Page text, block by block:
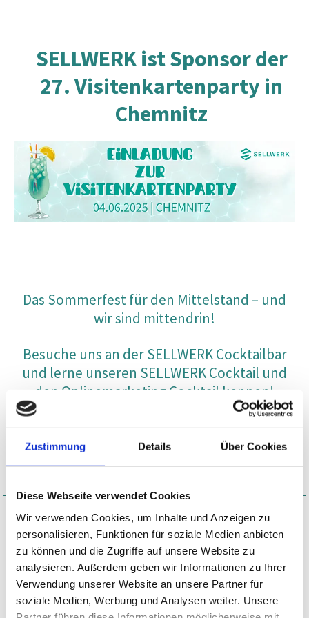
Zustimmung Details Über Cookies
Diese Webseite verwendet Cookies
Wir verwenden Cookies, um Inhalte und Anzeigen zu
personalisieren, Funktionen für soziale Medien anbieten
zu können und die Zugriffe auf unsere Website zu
analysieren. Außerdem geben wir Informationen zu Ihrer
Verwendung unserer Website an unsere Partner für
soziale Medien, Werbung und Analysen weiter. Unsere
SELLWERK ist Sponsor der
27. Visitenkartenparty in
Chemnitz
Das Sommerfest für den Mittelstand – und
wir sind mittendrin!
Besuche uns an der SELLWERK Cocktailbar
und lerne unseren SELLWERK Cocktail und
den Onlinemarketing Cocktail kennen!
📅 Termin: 4. Juni 2025 | Chemnitz
Ich bin gern bei der Visitenkartenparty in Chemnitz
dabei und freue mich über Tickets.
Anzahl der Tickts (maximal 2)